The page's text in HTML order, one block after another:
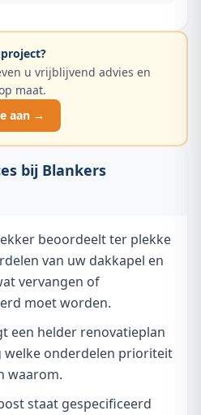
u vrijblijvend advies en
maat.
aan →
bij Blankers
beoordeelt ter plekke
van uw dakkapel en
vervangen of
moet worden.
een helder renovatieplan
welke onderdelen prioriteit
waarom.
staat gespecificeerd